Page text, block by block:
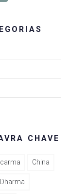
CHAVE
carma China
Dharma